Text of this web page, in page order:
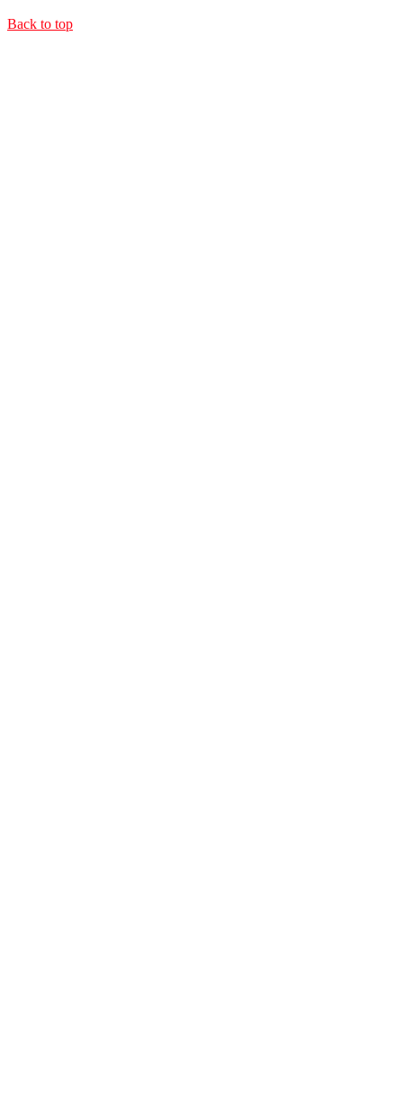
Back to top